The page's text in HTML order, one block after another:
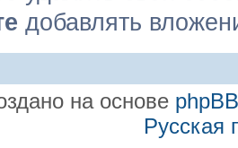
добавлять
на основе phpBB
Русская